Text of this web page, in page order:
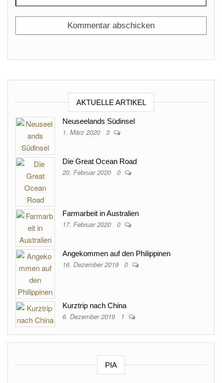
AKTUELLE ARTIKEL
Neuseelands Südinsel
1. März 2020 3
Die Great Ocean Road
20. Februar 2020 0
Farmarbeit in Australien
17. Februar 2020 0
Angekommen auf den Philippinen
16. Dezember 2019 0
Kurztrip nach China
6. Dezember 2019 1
PIA